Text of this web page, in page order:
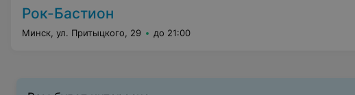
Рок-Бастион
Минск, ул. Притыцкого, 29 до 21:00